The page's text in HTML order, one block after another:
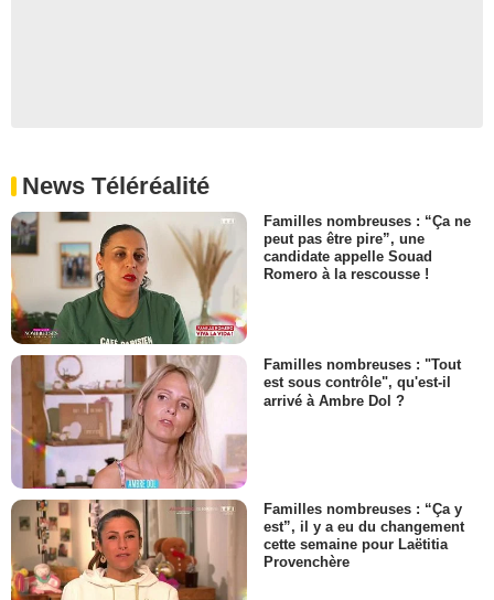
News Téléréalité
Familles nombreuses : “Ça ne
peut pas être pire”, une
candidate appelle Souad
Romero à la rescousse !
Familles nombreuses : "Tout
est sous contrôle", qu'est-il
arrivé à Ambre Dol ?
Familles nombreuses : “Ça y
est”, il y a eu du changement
cette semaine pour Laëtitia
Provenchère